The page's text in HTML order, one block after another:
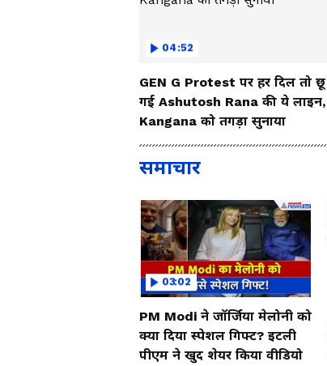
04:52
GEN G Protest पर हर दिल तो छू
गई Ashutosh Rana की ये लाइन,
Kangana को तगड़ा सुनाया
समाचार
03:02
PM Modi ने जॉर्जिया मेलोनी को
क्या दिया स्पेशल गिफ्ट? इटली
पीएम ने खुद शेयर किया वीडियो